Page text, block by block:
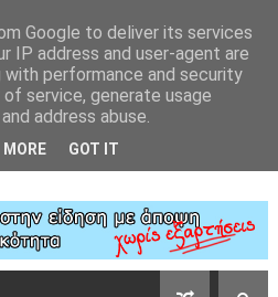
Google to deliver its services
IP address and user-agent are
with performance and security
service, generate usage
address abuse.
MORE GOT IT